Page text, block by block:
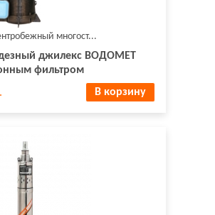
многост...
джилекс ВОДОМЕТ
фильтром
В корзину